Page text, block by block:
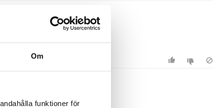
Om
funktioner för